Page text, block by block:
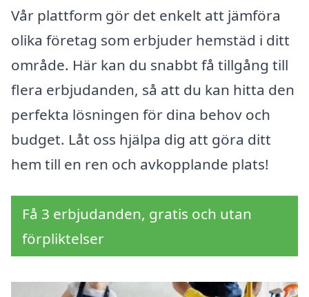
Vår plattform gör det enkelt att jämföra
olika företag som erbjuder hemstäd i ditt
område. Här kan du snabbt få tillgång till
flera erbjudanden, så att du kan hitta den
perfekta lösningen för dina behov och
budget. Låt oss hjälpa dig att göra ditt
hem till en ren och avkopplande plats!
Få 3 erbjudanden, gratis och utan
förpliktelser